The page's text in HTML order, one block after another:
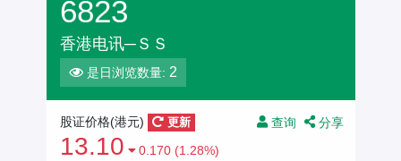
6823
香港电讯─ＳＳ
是日浏览数量: 2
查询 分享
股证价格(港元) 更新
13.10
0.170 (1.28%)